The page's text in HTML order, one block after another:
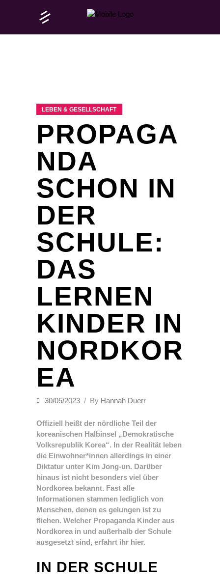
LEBEN & GESELLSCHAFT
PROPAGA
NDA
SCHON IN
DER
SCHULE:
DAS
LERNEN
KINDER IN
NORDKOR
EA
30/05/2023 By Hannah Duerr
Offiziell heißt der nördliche Teil der
koreanischen Halbinsel „Demokratische
Volksrepublik Korea“. In der Realität leben
die Einwohner*innen allerdings in einer
Diktatur unter Kim Jong-un. Darüber
hinaus ist nicht besonders viel über
Nordkorea bekannt. Fast alle
Informationen stammen lediglich von
Menschen, denen es gelungen ist zu
fliehen. Welcher Propaganda Kinder aus
Nordkorea in und außerhalb der Schule
ausgesetzt sind, erfahrt ihr hier.
IN DER SCHULE